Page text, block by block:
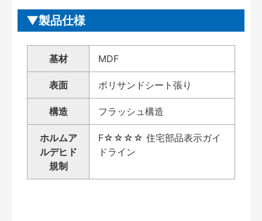
製品仕様
基材 MDF
表面 ポリサンドシート張り
構造 フラッシュ構造
ホルムア
ルデヒド
規制
F☆☆☆☆ 住宅部品表示ガイ
ドライン